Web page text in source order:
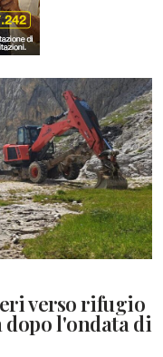
verso rifugio
dopo l'ondata di